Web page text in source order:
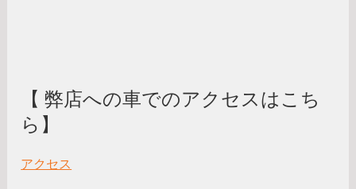
【 弊店への車でのアクセスはこち
ら】
アクセス